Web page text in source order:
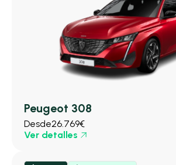
Peugeot 308
Desde26.769€
Ver detalles